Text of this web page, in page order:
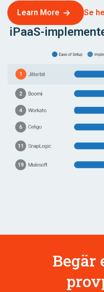
Learn More Se
iPaaS-
Begär